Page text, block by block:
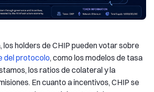
los holders de CHIP pueden votar sobre
del protocolo, como los modelos de tasa
los ratios de colateral y la
En cuanto a incentivos, CHIP se